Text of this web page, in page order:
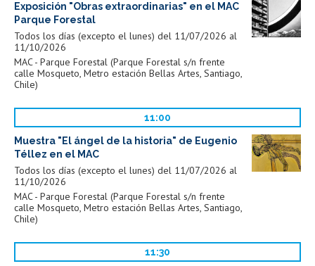
Exposición "Obras extraordinarias" en el MAC
Parque Forestal
Todos los días (excepto el lunes) del 11/07/2026 al
11/10/2026
MAC - Parque Forestal (Parque Forestal s/n frente
calle Mosqueto, Metro estación Bellas Artes, Santiago,
Chile)
11:00
Muestra "El ángel de la historia" de Eugenio
Téllez en el MAC
Todos los días (excepto el lunes) del 11/07/2026 al
11/10/2026
MAC - Parque Forestal (Parque Forestal s/n frente
calle Mosqueto, Metro estación Bellas Artes, Santiago,
Chile)
11:30